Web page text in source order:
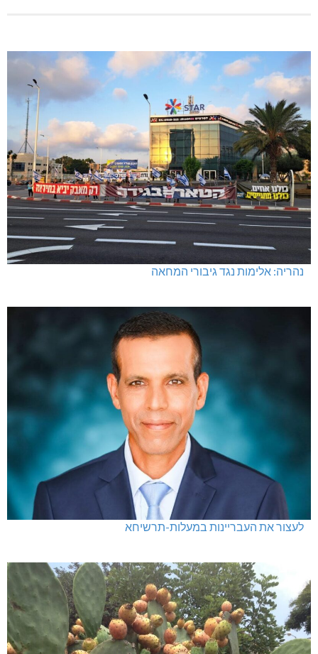
נהריה: אלימות נגד גיבורי המחאה
לעצור את העבריינות במעלות-תרשיחא